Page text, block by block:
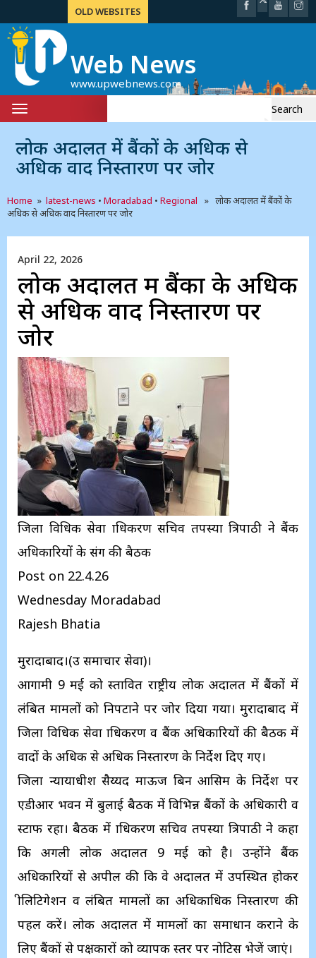
OLD WEBSITES
Web News
www.upwebnews.com
Toggle
navigation
लोक अदालत में बैंकों के अधिक से
अधिक वाद निस्तारण पर जोर
Home » latest-news • Moradabad • Regional » लोक अदालत में बैंकों के
अधिक से अधिक वाद निस्तारण पर जोर
April 22, 2026
लोक अदालत में बैंकों के अधिक
से अधिक वाद निस्तारण पर
जोर
जिला विधिक सेवा प्राधिकरण सचिव तपस्या त्रिपाठी ने बैंक
अधिकारियों के संग की बैठक
Post on 22.4.26
Wednesday Moradabad
Rajesh Bhatia
मुरादाबाद।(उप्र समाचार सेवा)।
आगामी 9 मई को प्रस्तावित राष्ट्रीय लोक अदालत में बैंकों में
लंबित मामलों को निपटाने पर जोर दिया गया। मुरादाबाद में
जिला विधिक सेवा प्राधिकरण व बैंक अधिकारियों की बैठक में
वादों के अधिक से अधिक निस्तारण के निर्देश दिए गए।
जिला न्यायाधीश सैय्यद माऊज बिन आसिम के निर्देश पर
एडीआर भवन में बुलाई बैठक में विभिन्न बैंकों के अधिकारी व
स्टाफ रहा। बैठक में प्राधिकरण सचिव तपस्या त्रिपाठी ने कहा
कि अगली लोक अदालत 9 मई को है। उन्होंने बैंक
अधिकारियों से अपील की कि वे अदालत में उपस्थित होकर
प्रीलिटिगेशन व लंबित मामलों का अधिकाधिक निस्तारण की
पहल करें। लोक अदालत में मामलों का समाधान कराने के
लिए बैंकों से पक्षकारों को व्यापक स्तर पर नोटिस भेजें जाएं।